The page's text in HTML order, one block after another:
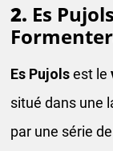
2. Es
Es Pujolsest le
situé dans une
par une série